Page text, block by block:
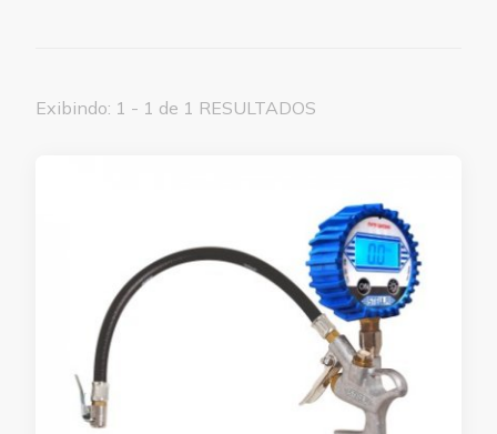
Exibindo: 1 - 1 de 1 RESULTADOS